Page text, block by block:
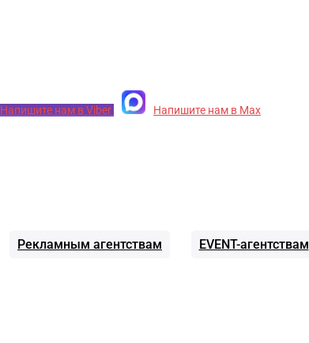
Напишите нам в Viber
Напишите нам в Max
Рекламным агентствам EVENT-агентствам